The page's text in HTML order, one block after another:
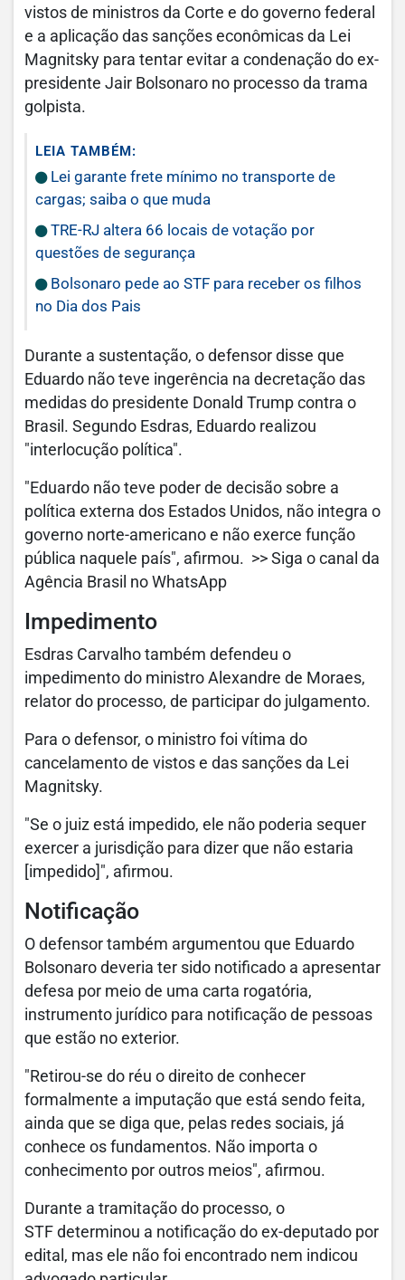
vistos de ministros da Corte e do governo federal
e a aplicação das sanções econômicas da Lei
Magnitsky para tentar evitar a condenação do ex-
presidente Jair Bolsonaro no processo da trama
golpista.
LEIA TAMBÉM:
Lei garante frete mínimo no transporte de
cargas; saiba o que muda
TRE-RJ altera 66 locais de votação por
questões de segurança
Bolsonaro pede ao STF para receber os filhos
no Dia dos Pais
Durante a sustentação, o defensor disse que
Eduardo não teve ingerência na decretação das
medidas do presidente Donald Trump contra o
Brasil. Segundo Esdras, Eduardo realizou
"interlocução política".
"Eduardo não teve poder de decisão sobre a
política externa dos Estados Unidos, não integra o
governo norte-americano e não exerce função
pública naquele país", afirmou. >> Siga o canal da
Agência Brasil no WhatsApp
Impedimento
Esdras Carvalho também defendeu o
impedimento do ministro Alexandre de Moraes,
relator do processo, de participar do julgamento.
Para o defensor, o ministro foi vítima do
cancelamento de vistos e das sanções da Lei
Magnitsky.
"Se o juiz está impedido, ele não poderia sequer
exercer a jurisdição para dizer que não estaria
[impedido]", afirmou.
Notificação
O defensor também argumentou que Eduardo
Bolsonaro deveria ter sido notificado a apresentar
defesa por meio de uma carta rogatória,
instrumento jurídico para notificação de pessoas
que estão no exterior.
"Retirou-se do réu o direito de conhecer
formalmente a imputação que está sendo feita,
ainda que se diga que, pelas redes sociais, já
conhece os fundamentos. Não importa o
conhecimento por outros meios", afirmou.
Durante a tramitação do processo, o
STF determinou a notificação do ex-deputado por
edital, mas ele não foi encontrado nem indicou